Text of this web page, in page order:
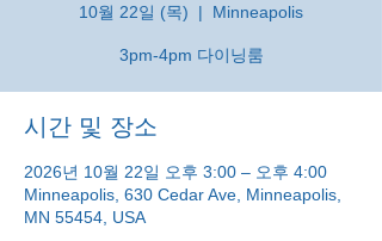
10월 22일 (목)
  |
Minneapolis
3pm-4pm 다이닝룸
시간 및 장소
2026년 10월 22일 오후 3:00 – 오후 4:00
Minneapolis, 630 Cedar Ave, Minneapolis,
MN 55454, USA